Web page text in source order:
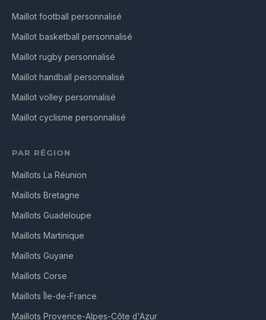
Maillot football personnalisé
Maillot basketball personnalisé
Maillot rugby personnalisé
Maillot handball personnalisé
Maillot volley personnalisé
Maillot cyclisme personnalisé
PAR RÉGION
Maillots La Réunion
Maillots Bretagne
Maillots Guadeloupe
Maillots Martinique
Maillots Guyane
Maillots Corse
Maillots Île-de-France
Maillots Provence-Alpes-Côte d'Azur